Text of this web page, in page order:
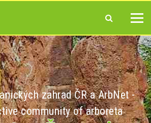
zahrad ČR a ArbNet -
community of arboreta